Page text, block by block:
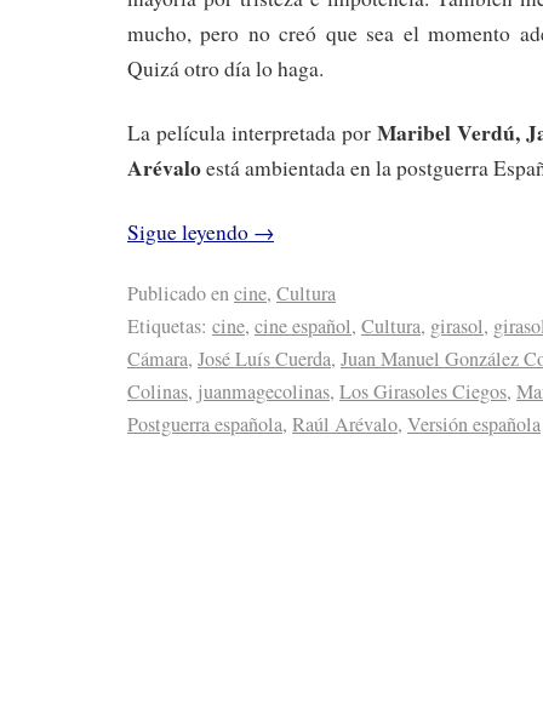
mucho, pero no creó que sea el momento
Quizá otro día lo haga.
La película interpretada porMaribel Verdú,
Arévaloestá ambientada en la postguerra
Sigue leyendo →
Publicado encine, Cultura
Etiquetas: cine, cine español, Cultura, girasol,
Cámara, José Luís Cuerda, Juan Manuel González
Colinas, juanmagecolinas, Los Girasoles Ciegos,
Postguerra española, Raúl Arévalo, Versión española